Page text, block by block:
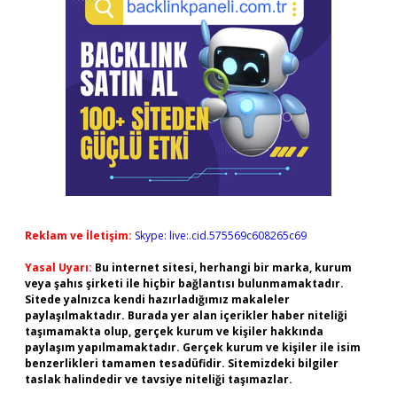
Reklam ve İletişim: Skype: live:.cid.575569c608265c69
Yasal Uyarı: Bu internet sitesi, herhangi bir marka, kurum
veya şahıs şirketi ile hiçbir bağlantısı bulunmamaktadır.
Sitede yalnızca kendi hazırladığımız makaleler
paylaşılmaktadır. Burada yer alan içerikler haber niteliği
taşımamakta olup, gerçek kurum ve kişiler hakkında
paylaşım yapılmamaktadır. Gerçek kurum ve kişiler ile isim
benzerlikleri tamamen tesadüfidir. Sitemizdeki bilgiler
taslak halindedir ve tavsiye niteliği taşımazlar.